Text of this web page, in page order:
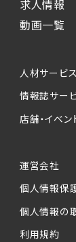
求人情報
動画一覧
人材サービス
情報誌サー
店舗・イベ
運営会社
個人情報保
個人情報の
利用規約